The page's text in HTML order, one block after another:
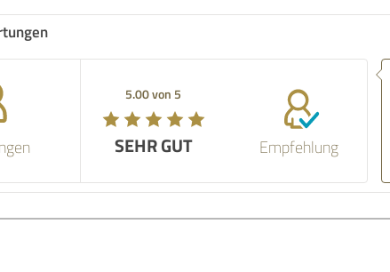
5.00 von 5
SEHR GUT Empfehlung